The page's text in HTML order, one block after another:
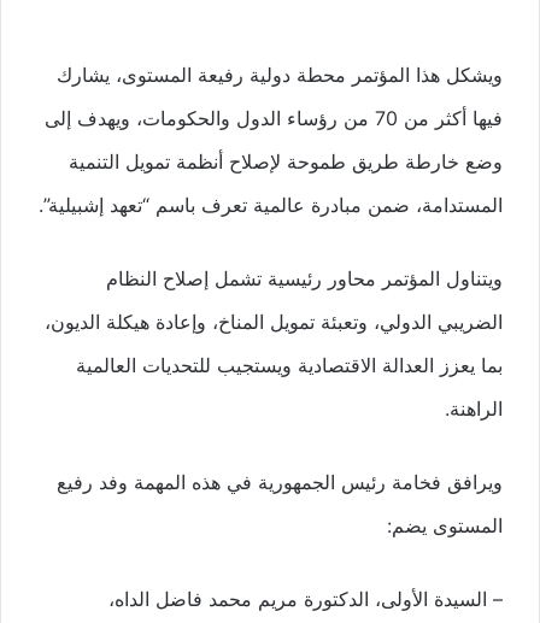
ويشكل هذا المؤتمر محطة دولية رفيعة المستوى، يشارك
فيها أكثر من 70 من رؤساء الدول والحكومات، ويهدف إلى
وضع خارطة طريق طموحة لإصلاح أنظمة تمويل التنمية
المستدامة، ضمن مبادرة عالمية تعرف باسم “تعهد إشبيلية”.
ويتناول المؤتمر محاور رئيسية تشمل إصلاح النظام
الضريبي الدولي، وتعبئة تمويل المناخ، وإعادة هيكلة الديون،
بما يعزز العدالة الاقتصادية ويستجيب للتحديات العالمية
الراهنة.
ويرافق فخامة رئيس الجمهورية في هذه المهمة وفد رفيع
المستوى يضم:
– السيدة الأولى، الدكتورة مريم محمد فاضل الداه،